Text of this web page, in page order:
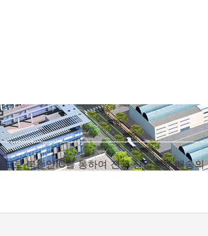
로 북천안IC를 통하여 전국 산업물류 배송